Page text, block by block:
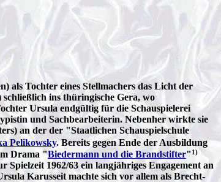
als Tochter eines Stellmachers das Licht der
ins thüringische Gera, wo
Ursula endgültig für die Schauspielerei
und Sachbearbeiterin. Nebenher wirkte sie
an der der "Staatlichen Schauspielschule
Pelikowsky. Bereits gegen Ende der Ausbildung
Drama "Biedermann und die Brandstifter" 1)
Spielzeit 1962/63 ein langjähriges Engagement an
Karusseit machte sich vor allem als Brecht-